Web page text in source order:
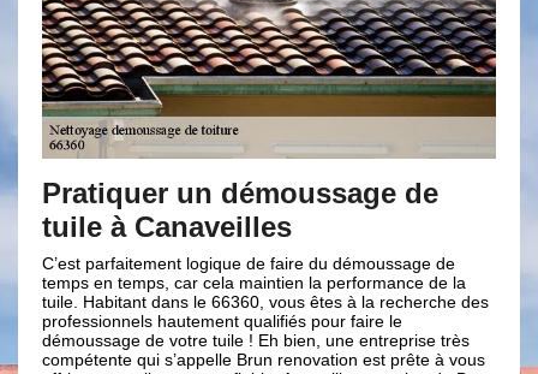
démoussage de
de faire du démoussage de
cela maintien la performance de la
le 66360, vous êtes à la recherche des
qualifiés pour faire le
tuile ! Eh bien, une entreprise très
Brun renovation est prête à vous
Embaucher des
toiture à
Un problème de corrosion et
dans le 66360 ! Et pourtant
nettoyer ou bien vous
s’en occuper ? Cela pose